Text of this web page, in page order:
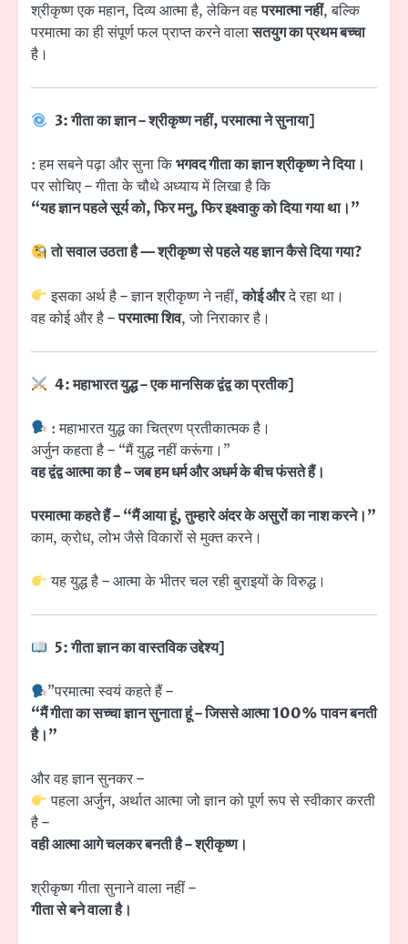
श्रीकृष्ण एक महान, दिव्य आत्मा है, लेकिन वहपरमात्मा नहीं, बल्कि
परमात्मा का ही संपूर्ण फल प्राप्त करने वालासतयुग का प्रथम बच्चा
है।
3: गीता का ज्ञान – श्रीकृष्ण नहीं, परमात्मा ने सुनाया]
: हम सबने पढ़ा और सुना किभगवद गीता का ज्ञान श्रीकृष्ण ने दिया।
पर सोचिए – गीता के चौथे अध्याय में लिखा है कि
“यह ज्ञान पहले सूर्य को, फिर मनु, फिर इक्ष्वाकु को दिया गया था।”
तो सवाल उठता है — श्रीकृष्ण से पहले यह ज्ञान कैसे दिया गया?
इसका अर्थ है – ज्ञान श्रीकृष्ण ने नहीं,कोई औरदे रहा था।
वह कोई और है –परमात्मा शिव, जो निराकार है।
4: महाभारत युद्ध – एक मानसिक द्वंद्व का प्रतीक]
: महाभारत युद्ध का चित्रण प्रतीकात्मक है।
अर्जुन कहता है – “मैं युद्ध नहीं करूंगा।”
वह द्वंद्व आत्मा का है – जब हम धर्म और अधर्म के बीच फंसते हैं।
परमात्मा कहते हैं – “मैं आया हूं, तुम्हारे अंदर के असुरों का नाश करने।”
काम, क्रोध, लोभ जैसे विकारों से मुक्त करने।
यह युद्ध है – आत्मा के भीतर चल रही बुराइयों के विरुद्ध।
5: गीता ज्ञान का वास्तविक उद्देश्य]
”परमात्मा स्वयं कहते हैं –
“मैं गीता का सच्चा ज्ञान सुनाता हूं – जिससे आत्मा 100% पावन बनती
है।”
और वह ज्ञान सुनकर –
पहला अर्जुन, अर्थात आत्मा जो ज्ञान को पूर्ण रूप से स्वीकार करती
है –
वही आत्मा आगे चलकर बनती है – श्रीकृष्ण।
श्रीकृष्ण गीता सुनाने वाला नहीं –
गीता से बने वाला है।